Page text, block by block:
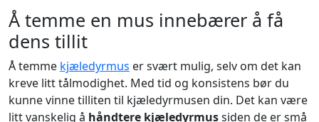
Å temme en mus innebærer å få
dens tillit
Å temme kjæledyrmus er svært mulig, selv om det kan
kreve litt tålmodighet. Med tid og konsistens bør du
kunne vinne tilliten til kjæledyrmusen din. Det kan være
litt vanskelig å håndtere kjæledyrmussiden de er små